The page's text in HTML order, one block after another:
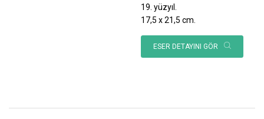
19. yüzyıl.
17,5 x 21,5 cm.
ESER DETAYINI GÖR